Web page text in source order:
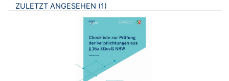
ZULETZT ANGESEHEN 1 BROSCHÜREN